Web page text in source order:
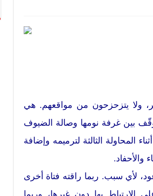
ولا يتزحزحون من مواقعهم. هي
بين غرفة نومها وصالة الضيوف
المحاولة الثالثة لترميمه وإضافة
والأحفاد.
لأي سبب. ربما راقته فتاة أخرى
الارتباط بها دون غيرها، وربما